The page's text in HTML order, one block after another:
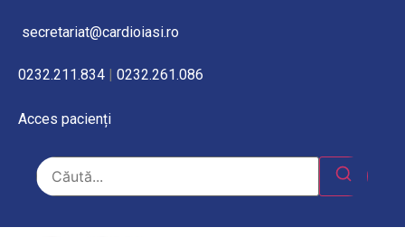
secretariat@cardioiasi.ro
0232.211.834 0232.261.086
Acces pacienți